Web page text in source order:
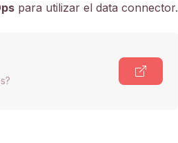
para utilizar el data connector.